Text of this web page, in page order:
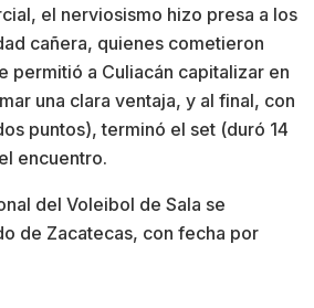
el nerviosismo hizo presa a los
cañera, quienes cometieron
permitió a Culiacán capitalizar en
una clara ventaja, y al final, con
puntos), terminó el set (duró 14
encuentro.
del Voleibol de Sala se
de Zacatecas, con fecha por